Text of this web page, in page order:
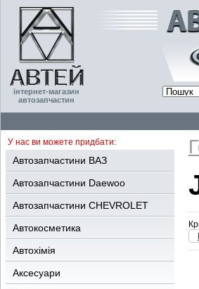
інтернет-магазин
автозапчастин
У нас ви можете придбати:
Автозапчастини ВАЗ
Автозапчастини Daewoo
Автозапчастини CHEVROLET
Автокосметика
Автохімія
Аксесуари